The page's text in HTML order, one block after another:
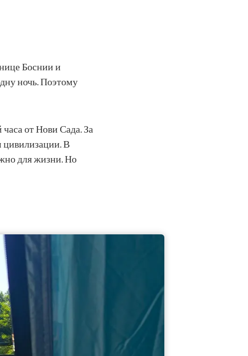
Боснии и
ночь. Поэтому
часа от Нови Сада. За
цивилизации. В
для жизни. Но